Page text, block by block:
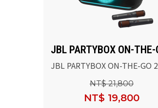
JBL PARTYBOX ON-THE-
2 PLUS
JBL PARTYBOX ON-THE-GO 2
PLUS 可攜式AI派對燈光藍牙喇
NT$ 21,800
NT$ 19,800